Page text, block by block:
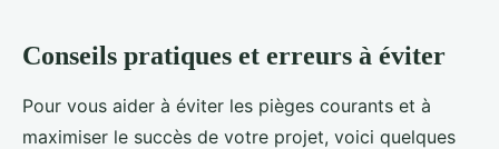
Conseils pratiques et erreurs à éviter
Pour vous aider à éviter les pièges courants et à
maximiser le succès de votre projet, voici quelques